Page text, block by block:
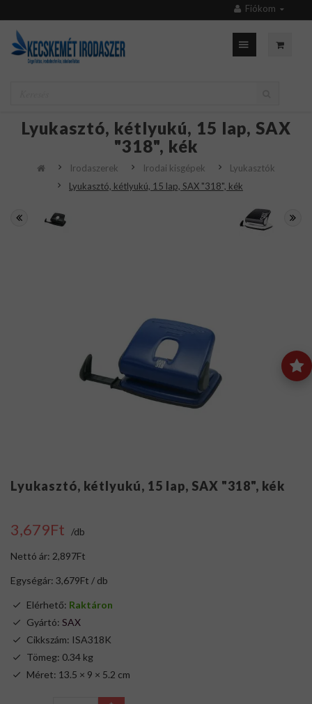
Fiókom
Lyukasztó, kétlyukú, 15 lap, SAX
"318", kék
Irodaszerek Irodai kisgépek
Lyukasztók
Lyukasztó, kétlyukú, 15 lap, SAX "318", kék
Lyukasztó, kétlyukú, 15 lap, SAX "318", kék
3,679Ft /db
Nettó ár: 2,897Ft
Egységár: 3,679Ft / db
Elérhető: Raktáron
Gyártó: SAX
Cikkszám: ISA318K
Tömeg: 0.34 kg
Méret: 13.5 × 9 × 5.2 cm